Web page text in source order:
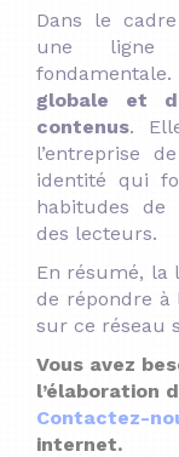
Dans le
une ligne
globale et
contenus.
l’entreprise
identité qui
habitudes de
des lecteurs.
En résumé, la
de répondre à
sur ce réseau
Vous avez
l’élaboration
Contactez-
internet.